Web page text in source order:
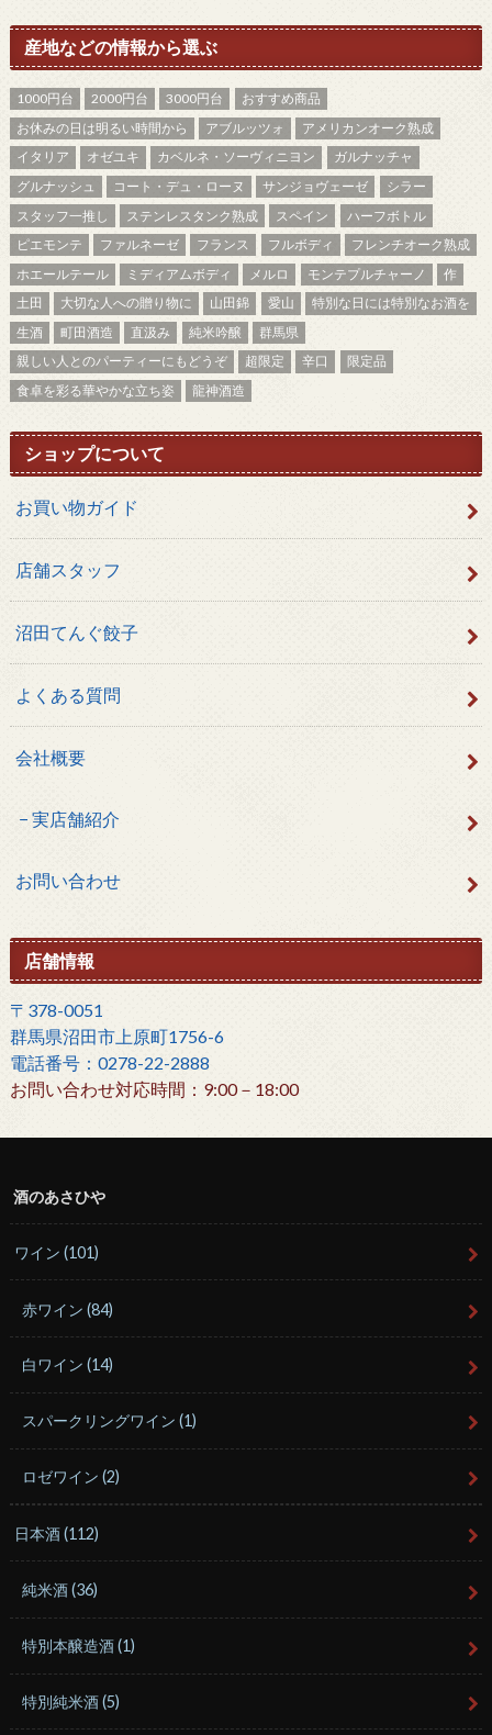
産地などの情報から選ぶ
1000円台 2000円台 3000円台
おすすめ商品
お休みの日は明るい時間から
アブルッツォ
アメリカンオーク熟成
イタリア
オゼユキ カベルネ・ソーヴィニヨン
ガルナッチャ
グルナッシュ
コート・デュ・ローヌ サンジョヴェーゼ
シラー
スタッフ一推し
ステンレスタンク熟成 スペイン
ハーフボトル
ピエモンテ
ファルネーゼ フランス フルボディ
フレンチオーク熟成
ホエールテール
ミディアムボディ メルロ モンテプルチャーノ
作
土田
大切な人への贈り物に 山田錦 愛山
特別な日には特別なお酒を
生酒
町田酒造 直汲み 純米吟醸
群馬県
親しい人とのパーティーにもどうぞ
超限定 辛口
限定品
食卓を彩る華やかな立ち姿
龍神酒造
ショップについて
お買い物ガイド
店舗スタッフ
沼田てんぐ餃子
よくある質問
会社概要
実店舗紹介
お問い合わせ
店舗情報
〒378-0051
群馬県沼田市上原町1756-6
電話番号：0278-22-2888
お問い合わせ対応時間：9:00－18:00
酒のあさひや
ワイン(101)
赤ワイン(84)
白ワイン(14)
スパークリングワイン(1)
ロゼワイン(2)
日本酒(112)
純米酒(36)
特別本醸造酒(1)
特別純米酒(5)